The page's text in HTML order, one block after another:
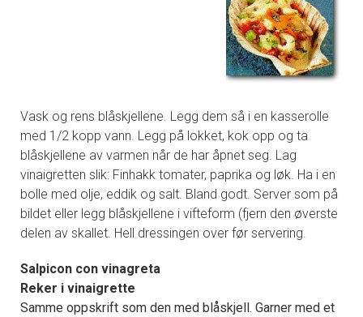
Vask og rens blåskjellene. Legg dem så i en kasserolle
med 1/2 kopp vann. Legg på lokket, kok opp og ta
blåskjellene av varmen når de har åpnet seg. Lag
vinaigretten slik: Finhakk tomater, paprika og løk. Ha i en
bolle med olje, eddik og salt. Bland godt. Server som på
bildet eller legg blåskjellene i vifteform (fjern den øverste
delen av skallet. Hell dressingen over før servering.
Salpicon con vinagreta
Reker i vinaigrette
Samme oppskrift som den med blåskjell. Garner med et